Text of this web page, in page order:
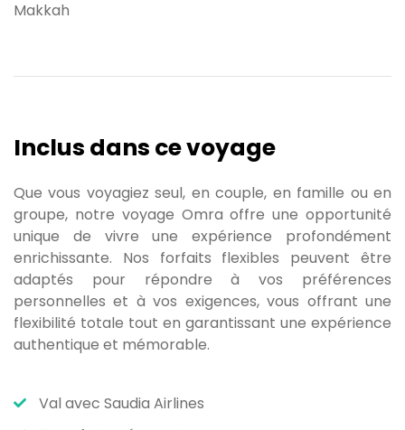
Inclus dans ce voyage
Que vous voyagiez seul, en couple, en famille ou en
groupe, notre voyage Omra offre une opportunité
unique de vivre une expérience profondément
enrichissante. Nos forfaits flexibles peuvent être
adaptés pour répondre à vos préférences
personnelles et à vos exigences, vous offrant une
flexibilité totale tout en garantissant une expérience
authentique et mémorable.
Val avec Saudia Airlines